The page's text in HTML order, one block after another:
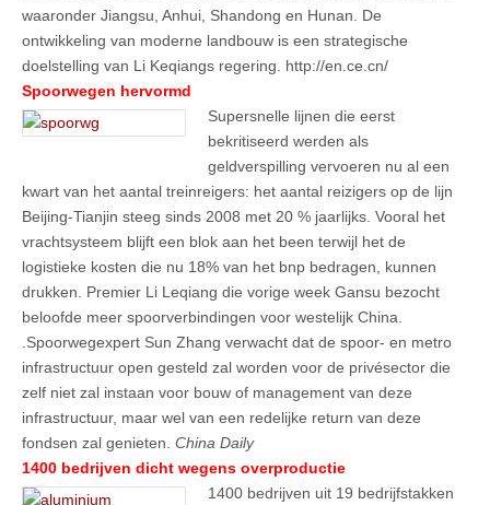
waaronder Jiangsu, Anhui, Shandong en Hunan. De
ontwikkeling van moderne landbouw is een strategische
doelstelling van Li Keqiangs regering. http://en.ce.cn/
Spoorwegen hervormd
Supersnelle lijnen die eerst
bekritiseerd werden als
geldverspilling vervoeren nu al een
kwart van het aantal treinreigers: het aantal reizigers op de lijn
Beijing-Tianjin steeg sinds 2008 met 20 % jaarlijks. Vooral het
vrachtsysteem blijft een blok aan het been terwijl het de
logistieke kosten die nu 18% van het bnp bedragen, kunnen
drukken. Premier Li Leqiang die vorige week Gansu bezocht
beloofde meer spoorverbindingen voor westelijk China.
.Spoorwegexpert Sun Zhang verwacht dat de spoor- en metro
infrastructuur open gesteld zal worden voor de privésector die
zelf niet zal instaan voor bouw of management van deze
infrastructuur, maar wel van een redelijke return van deze
fondsen zal genieten. China Daily
1400 bedrijven dicht wegens overproductie
1400 bedrijven uit 19 bedrijfstakken